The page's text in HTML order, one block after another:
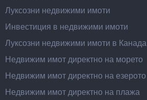
Луксозни недвижими имоти
Инвестиция в недвижими имоти
Луксозни недвижими имоти в Канада
Недвижим имот директно на морето
Недвижим имот директно на езерото
Недвижим имот директно на плажа